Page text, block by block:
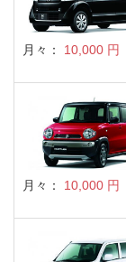
月々： 10,000 円
月々： 10,000 円